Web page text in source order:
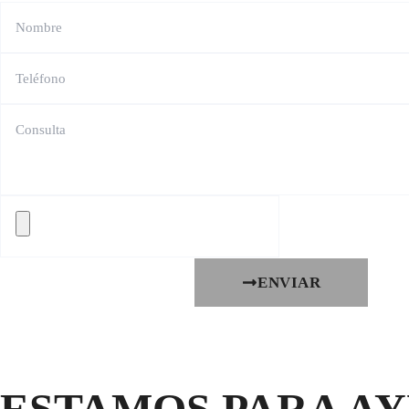
ENVIAR